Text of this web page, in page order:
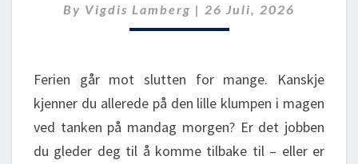
Å
JOBB
ETTER
FERIEN?
By Vigdis Lamberg | 26 Juli, 2026
Ferien går mot slutten for mange. Kanskje
kjenner du allerede på den lille klumpen i magen
ved tanken på mandag morgen? Er det jobben
du gleder deg til å komme tilbake til – eller er